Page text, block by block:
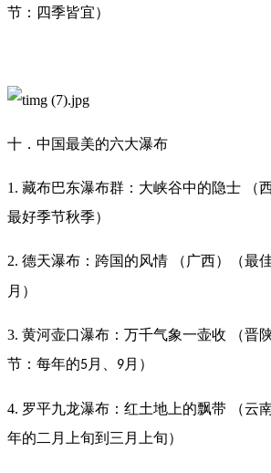
节：四季皆宜）
十．中国最美的六大瀑布
1. 藏布巴东瀑布群：大峡谷中的隐士 （
最好季节秋季）
2. 德天瀑布：跨国的风情 （广西）（最
月）
3. 黄河壶口瀑布：万千气象一壶收 （晋
节：每年的5月、 9月）
4. 罗平九龙瀑布：红土地上的飘带 （云
年的二月上旬到三月上旬）